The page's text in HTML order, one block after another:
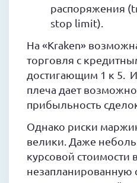
распоряжения
stop limit).
На «Kraken»
торговля с
достигающим 1 к 5.
плеча дает
прибыльность
Однако риски
велики. Даже
курсовой стоимости в
незапланированную